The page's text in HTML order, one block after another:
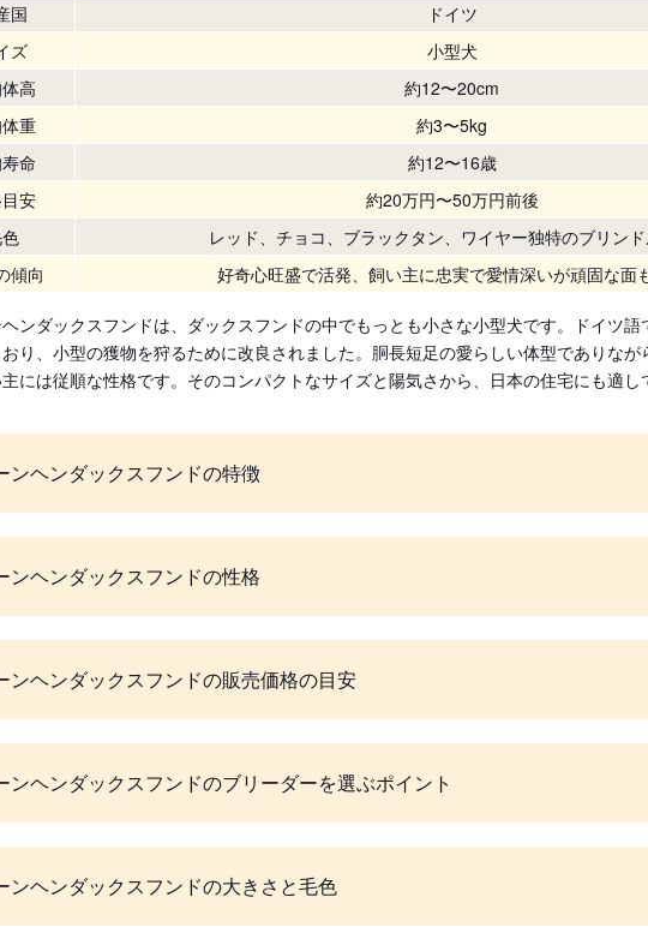
国
ドイツ
ズ
小型犬
高
約12〜20cm
重
約3〜5kg
命
約12〜16歳
安
約20万円〜50万円前後
レッド、チョコ、ブラックタン、ワイヤー独特のブリン
傾向
好奇心旺盛で活発、飼い主に忠実で愛情深いが頑固な面
ンダックスフンドは、ダックスフンドの中でもっとも小さな小型犬です。ドイツ
り、小型の獲物を狩るために改良されました。胴長短足の愛らしい体型でありな
には従順な性格です。そのコンパクトなサイズと陽気さから、日本の住宅にも適
ンヘンダックスフンドの特徴
ンヘンダックスフンドの性格
ンヘンダックスフンドの販売価格の目安
ンヘンダックスフンドのブリーダーを選ぶポイント
ンヘンダックスフンドの大きさと毛色